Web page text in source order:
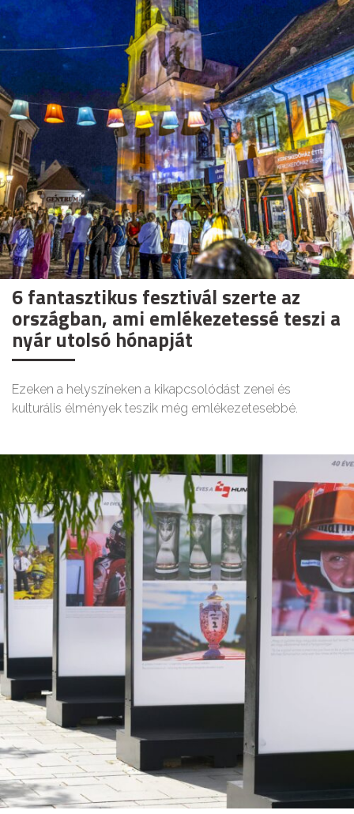
6 fantasztikus fesztivál szerte az
országban, ami emlékezetessé teszi a
nyár utolsó hónapját
Ezeken a helyszíneken a kikapcsolódást zenei és
kulturális élmények teszik még emlékezetesebbé.